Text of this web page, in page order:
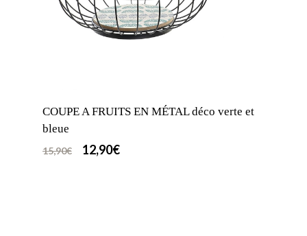
COUPE A FRUITS EN MÉTAL déco verte et
bleue
15,90€ 12,90€